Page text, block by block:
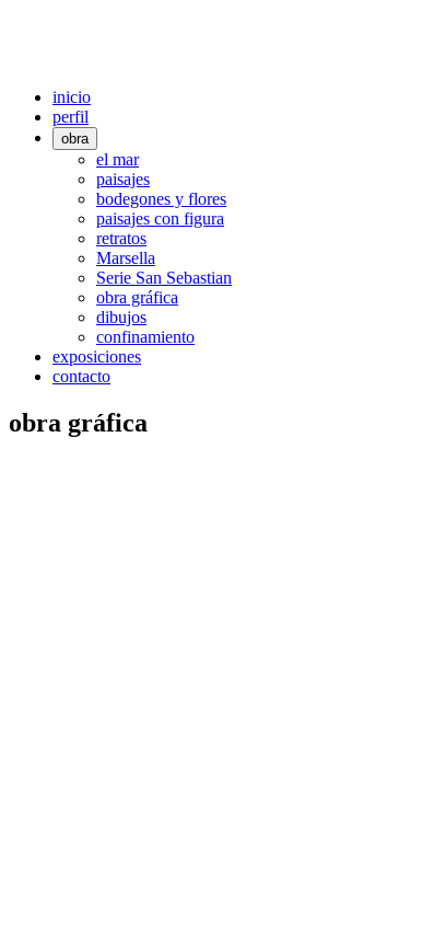
inicio
perfil
obra
el mar
paisajes
bodegones y flores
paisajes con figura
retratos
Marsella
Serie San Sebastian
obra gráfica
dibujos
confinamiento
exposiciones
contacto
obra gráfica